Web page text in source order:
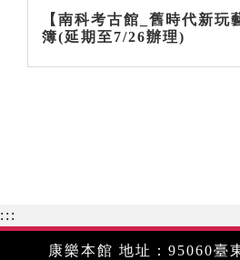
【南科考古館_舊時代新玩
簿(延期至7/26辦理)
:::
康樂本館 地址：95060臺